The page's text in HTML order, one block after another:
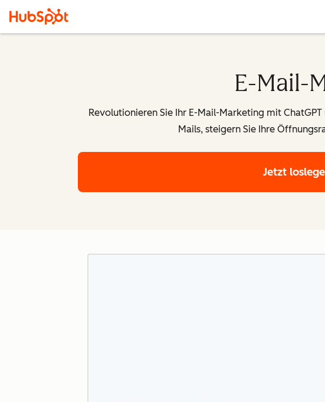
E-Mail-
Revolutionieren Sie Ihr E-Mail-Marketing mit ChatGPT
Mails, steigern Sie Ihre
Jetzt